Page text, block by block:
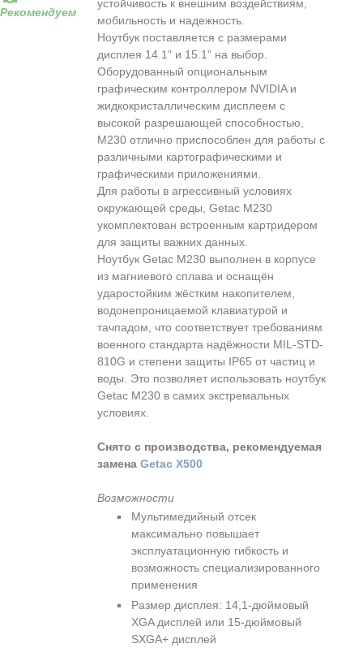
Рекомендуем
устойчивость к внешним воздействиям,
мобильность и надежность.
Ноутбук поставляется с размерами
дисплея 14.1” и 15.1” на выбор.
Оборудованный опциональным
графическим контроллером NVIDIA и
жидкокристаллическим дисплеем с
высокой разрешающей способностью,
M230 отлично приспособлен для работы с
различными картографическими и
графическими приложениями.
Для работы в агрессивный условиях
окружающей среды, Getac M230
укомплектован встроенным картридером
для защиты важних данных.
Ноутбук Getac M230 выполнен в корпусе
из магниевого сплава и оснащён
ударостойким жёстким накопителем,
водонепроницаемой клавиатурой и
тачпадом, что соответствует требованиям
военного стандарта надёжности MIL-STD-
810G и степени защиты IP65 от частиц и
воды. Это позволяет использовать ноутбук
Getac M230 в самих экстремальных
условиях.
Снято с производства, рекомендуемая
замена Getac X500
Возможности
Мультимедийный отсек
максимально повышает
эксплуатационную гибкость и
возможность специализированного
применения
Размер дисплея: 14,1-дюймовый
XGA дисплей или 15-дюймовый
SXGA+ дисплей